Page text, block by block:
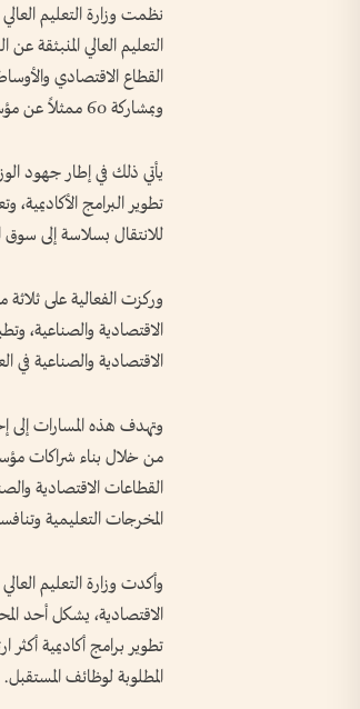
نظمت وزارة التعليم
التعليم العالي المنبثقة
القطاع الاقتصادي والأوساط
وبمشاركة 60 ممثلاً عن مؤسسات التعليم العالي، ومختلف القطاعات الاقتصادية والصناعية في الدولة.
يأتي ذلك في إطار جهود
تطوير البرامج الأكاديمية،
للانتقال بسلاسة إلى
وركزت الفعالية على
الاقتصادية والصناعية،
الاقتصادية والصناعية في
وتهدف هذه المسارات إلى
من خلال بناء شراكات
القطاعات الاقتصادية
المخرجات التعليمية
وأكدت وزارة التعليم
الاقتصادية، يشكل أحد
تطوير برامج أكاديمية أكثر
المطلوبة لوظائف المستقبل.